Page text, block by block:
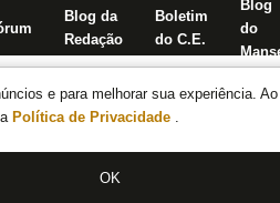
e para melhorar sua experiência.
Política de Privacidade .
OK
Blog da
Redação
Boletim
do C.E.
Blog
do